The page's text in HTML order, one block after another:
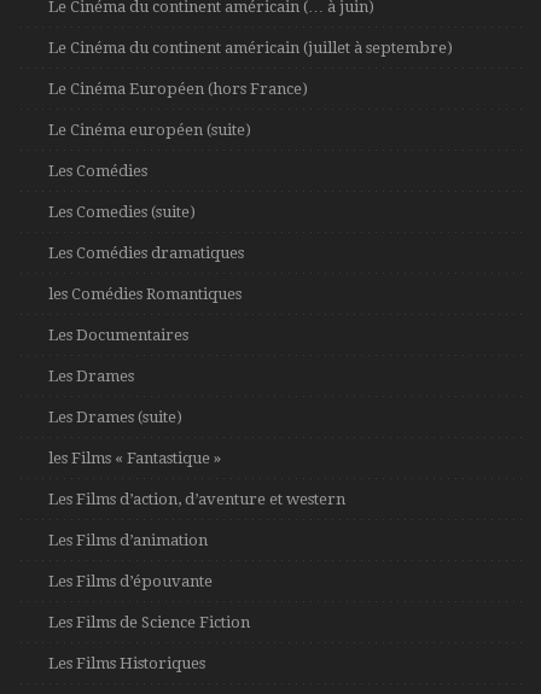
Le Cinéma du continent américain (… à juin)
Le Cinéma du continent américain (juillet à septembre)
Le Cinéma Européen (hors France)
Le Cinéma européen (suite)
Les Comédies
Les Comedies (suite)
Les Comédies dramatiques
les Comédies Romantiques
Les Documentaires
Les Drames
Les Drames (suite)
les Films « Fantastique »
Les Films d’action, d’aventure et western
Les Films d’animation
Les Films d’épouvante
Les Films de Science Fiction
Les Films Historiques